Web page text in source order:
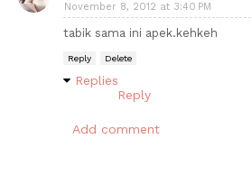
November 8, 2012 at 3:40 PM
tabik sama ini apek.kehkeh
Reply Delete
Replies
Reply
Add comment